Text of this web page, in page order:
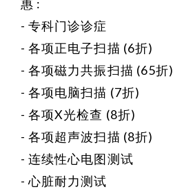
惠 :
- 专科门诊诊症
- 各项正电子扫描 (6折)
- 各项磁力共振扫描 (65折)
- 各项电脑扫描 (7折)
- 各项X光检查 (8折)
- 各项超声波扫描 (8折)
- 连续性心电图测试
- 心脏耐力测试